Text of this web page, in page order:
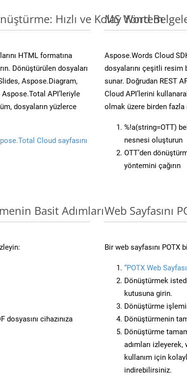
Hızlı ve Kolay Yöntem
HTML formatına
Dönüştürülen dosyaları
Aspose.Diagram,
API’leriyle
dosyaların yüzlerce
Cloud sayfasını
MS Word
Aspose.Words Cloud
dosyalarını çeşitli
sunar. Doğrudan REST
Cloud API’lerini
olmak üzere birden
%!a(string=OTT)
nesnesi oluşturun
OTT’den
yöntemini çağırın
Basit Adımları
cihazınıza
Web Sayfasını
Bir web sayfasını
“POTX Web
Dönüştürmek
kutusuna girin.
Dönüştürme
Dönüştürmenin
Dönüştürme
adımları izleyerek,
kullanım için
indirebilirsiniz.